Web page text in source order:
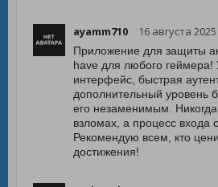
ayamm710 16 августа
Приложение для защиты
have для любого геймера!
интерфейс, быстрая
дополнительный уровень
его незаменимым.
взломах, а процесс входа
Рекомендую всем, кто
достижения!